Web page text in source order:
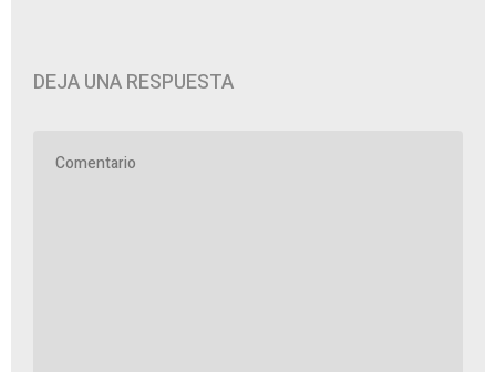
DEJA UNA RESPUESTA